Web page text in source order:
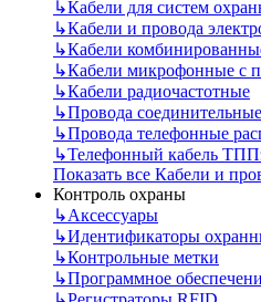
↳Кабели для систем
↳Кабели и провода
↳Кабели
↳Кабели микрофонные с
↳Кабели радиочастотные
↳Провода
↳Провода телефонные
↳Телефонный кабель
Показать все Кабели и
Контроль охраны
↳Аксессуары
↳Идентификаторы
↳Контрольные метки
↳Программное